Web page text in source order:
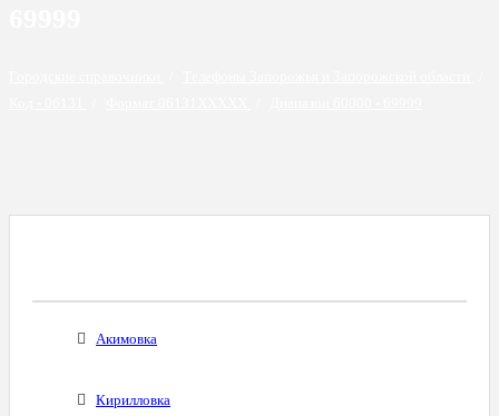
Акимовка
Кирилловка